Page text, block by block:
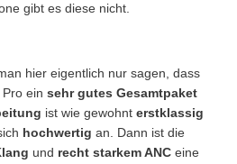
gibt es diese nicht.
hier eigentlich nur sagen, dass
ein sehr gutes Gesamtpaket
ist wie gewohnt erstklassig
hochwertig an. Dann ist die
und recht starkem ANC eine